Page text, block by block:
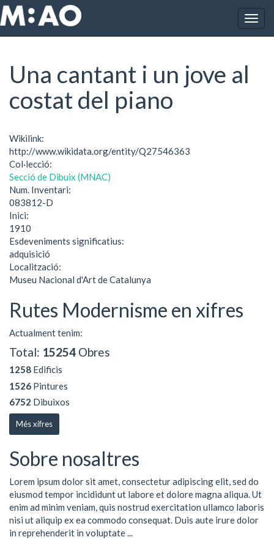
Vés al contingut
Inici Una cantant i un jove al costat del piano
Una cantant i un jove al
costat del piano
Wikilink:
http://www.wikidata.org/entity/Q27546363
Col·lecció:
Secció de Dibuix (MNAC)
Num. Inventari:
083812-D
Inici:
1910
Esdeveniments significatius:
adquisició
Localització:
Museu Nacional d'Art de Catalunya
Rutes Modernisme en xifres
Actualment tenim:
Total: 15254 Obres
1258 Edificis
1526 Pintures
6752 Dibuixos
Més xifres
Sobre nosaltres
Lorem ipsum dolor sit amet, consectetur adipiscing elit, sed do
eiusmod tempor incididunt ut labore et dolore magna aliqua. Ut
enim ad minim veniam, quis nostrud exercitation ullamco laboris
nisi ut aliquip ex ea commodo consequat. Duis aute irure dolor
in reprehenderit in voluptate ...